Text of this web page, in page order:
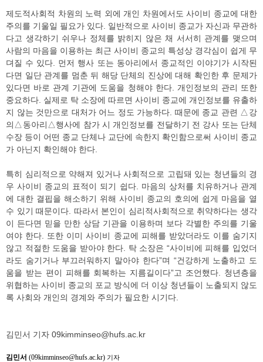
제도적사회적 차원의 노력 외에 개인 차원에서도 사이비 종교에 대한
주의를 기울일 필요가 있다. 일반적으로 사이비 종교가 자신과 무관하
다고 생각하기 쉬우나 정체를 밝히지 않은 채 서서히 관계를 맺으며
사람의 마음을 이용하는 최근 사이비 종교의 특성상 경각심이 쉽게 무
뎌질 수 있다. 먼저 행사 또는 동아리에서 종교적인 이야기가 시작된
다면 일단 관계를 멈춘 뒤 해당 단체의 진상에 대해 확인한 후 문제가
있다면 바로 관계 기관에 도움을 청해야 한다. 개인정보의 관리 또한
중요하다. 실제로 탁 소장에 따르면 사이비 종교에 개인정보를 유출하
지 않는 것만으로 대처가 어느 정도 가능하다. 때문에 종교 관련 △강
의△동아리△행사에 참가 시 개인정보를 전달하기 전 강사 또는 단체
수장 등이 어떤 종교 단체나 교단에 속한지 확인함으로써 사이비 종교
가 아닌지 확인해야 한다.
특히 심리적으로 약해져 있거나 사회적으로 고립돼 있는 청년들의 경
우 사이비 종교의 표적이 되기 쉽다. 마음의 상처를 치유하거나 관계
에 대한 결핍을 해소하기 위해 사이비 종교의 호의에 쉽게 마음을 열
수 있기 때문이다. 따라서 본인이 심리적사회적으로 취약하다는 생각
이 든다면 믿을 만한 상담 기관을 이용하며 보다 각별한 주의를 기울
여야 한다. 또한 이미 사이비 종교에 피해를 받았더라도 이를 숨기지
않고 적절한 도움을 받아야 한다. 탁 소장은 “사이비에 피해를 입었더
라도 숨기거나 부끄러워하지 말아야 한다”며 “건강하게 노출하고 도
움을 받는 편이 피해를 회복하는 지름길이다”고 조언했다. 청년층을
위협하는 사이비 종교의 포교 방식에 더 이상 청년들이 노출되지 않도
록 사회와 개인의 경계와 주의가 필요한 시기다.
김민서 기자 09kimminseo@hufs.ac.kr
김민서 (09kimminseo@hufs.ac.kr) 기자